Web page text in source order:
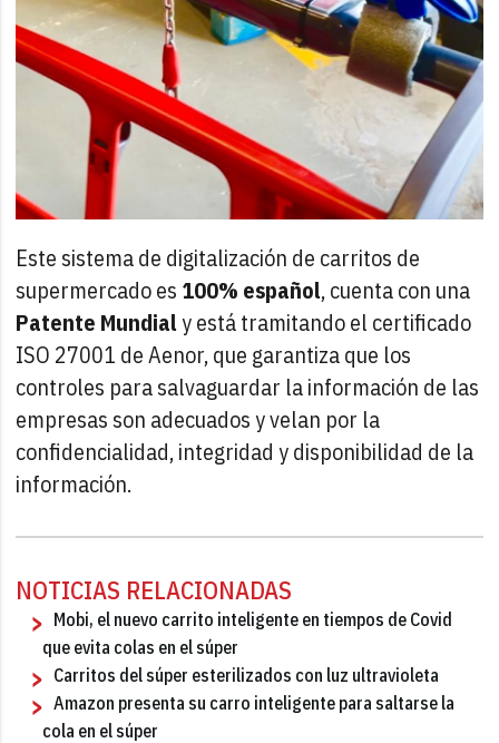
Este sistema de digitalización de carritos de
supermercado es 100% español, cuenta con una
Patente Mundialy está tramitando el certificado
ISO 27001 de Aenor, que garantiza que los
controles para salvaguardar la información de las
empresas son adecuados y velan por la
confidencialidad, integridad y disponibilidad de la
información.
NOTICIAS RELACIONADAS
Mobi, el nuevo carrito inteligente en tiempos de Covid
que evita colas en el súper
Carritos del súper esterilizados con luz ultravioleta
Amazon presenta su carro inteligente para saltarse la
cola en el súper